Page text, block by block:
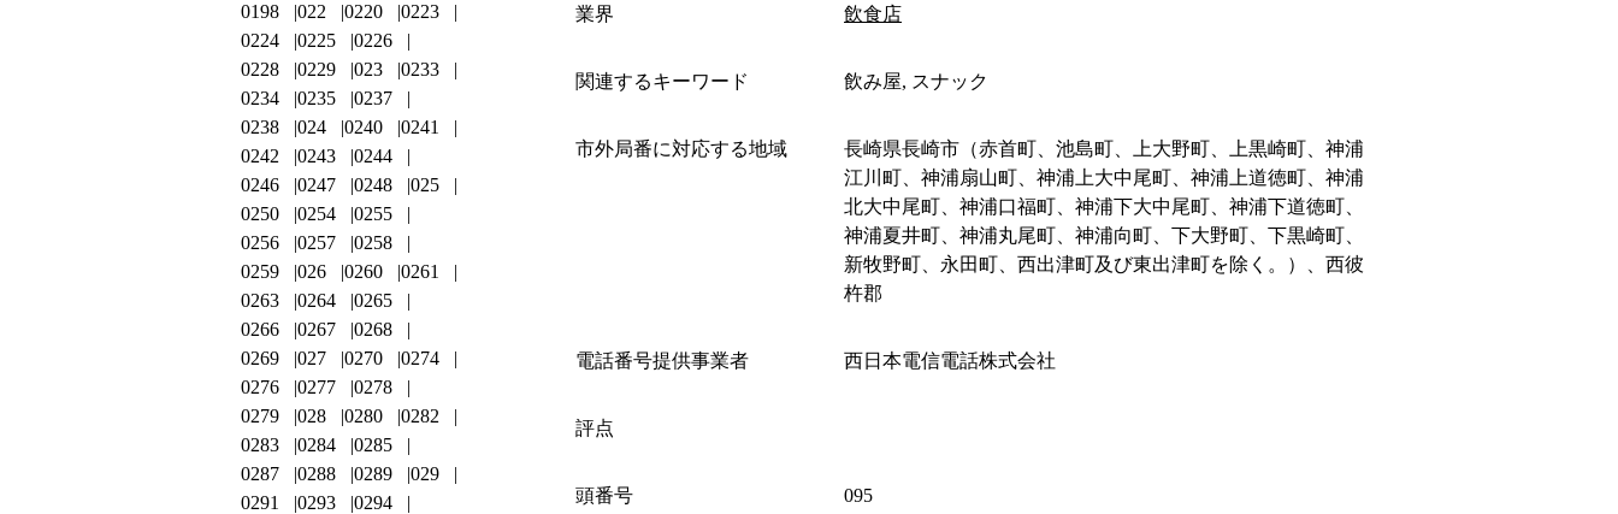
業界 飲食店
関連するキーワード 飲み屋, スナック
市外局番に対応する地域
長崎県長崎市（赤首町、池島町、上大野町、上黒崎町、神浦
江川町、神浦扇山町、神浦上大中尾町、神浦上道徳町、神浦
北大中尾町、神浦口福町、神浦下大中尾町、神浦下道徳町、
神浦夏井町、神浦丸尾町、神浦向町、下大野町、下黒崎町、
新牧野町、永田町、西出津町及び東出津町を除く。）、西彼
杵郡
電話番号提供事業者 西日本電信電話株式会社
評点
頭番号 095
0198
022 0220
0223
0224
0225
0226
0228
0229 023
0233
0234
0235
0237
0238
024 0240
0241
0242
0243
0244
0246
0247 0248
025
0250
0254
0255
0256
0257
0258
0259
026 0260
0261
0263
0264
0265
0266
0267
0268
0269
027 0270
0274
0276
0277
0278
0279
028 0280
0282
0283
0284
0285
0287
0288 0289
029
0291
0293
0294